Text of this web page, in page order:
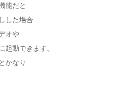
能だと
した場合
オや
起動できます。
かなり